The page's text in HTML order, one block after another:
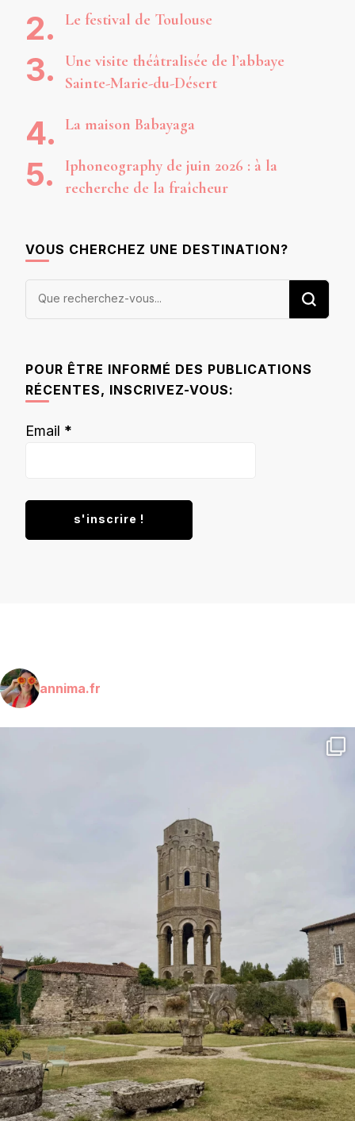
Le festival de Toulouse
Une visite théâtralisée de l’abbaye
Sainte-Marie-du-Désert
La maison Babayaga
Iphoneography de juin 2026 : à la
recherche de la fraîcheur
VOUS CHERCHEZ UNE DESTINATION?
Vous
POUR ÊTRE INFORMÉ DES PUBLICATIONS
RÉCENTES, INSCRIVEZ-VOUS:
Email *
annima.fr